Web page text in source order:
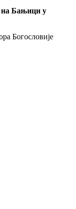
на Бањици у
Богословије